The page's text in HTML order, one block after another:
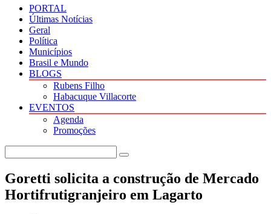
PORTAL
Últimas Notícias
Geral
Política
Municípios
Brasil e Mundo
BLOGS
Rubens Filho
Habacuque Villacorte
EVENTOS
Agenda
Promoções
Goretti solicita a construção de Mercado
Hortifrutigranjeiro em Lagarto